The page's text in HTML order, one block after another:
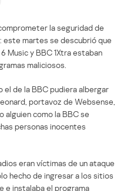
la seguridad de
este martes se descubrió que
Music y BBC 1Xtra estaban
maliciosos.
el de la BBC pudiera albergar
portavoz de Websense,
alguien como la BBC se
personas inocentes
eran víctimas de un ataque
hecho de ingresar a los sitios
e instalaba el programa